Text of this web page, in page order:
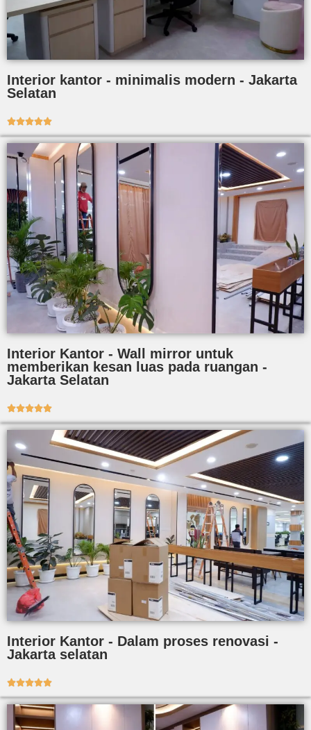
Interior kantor - minimalis modern - Jakarta
Selatan

Interior Kantor - Wall mirror untuk
memberikan kesan luas pada ruangan -
Jakarta Selatan

Interior Kantor - Dalam proses renovasi -
Jakarta selatan
